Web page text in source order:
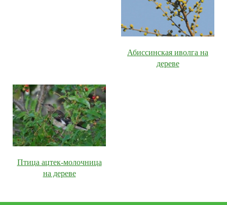
Абиссинская иволга на
дереве
Птица ацтек-молочница
на дереве